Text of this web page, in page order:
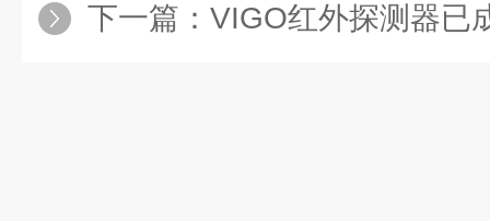
下一篇： VIGO红外探测器已成为